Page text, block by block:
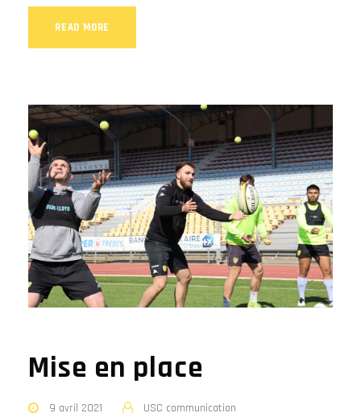
READ MORE
Mise en place
9 avril 2021 USC communication